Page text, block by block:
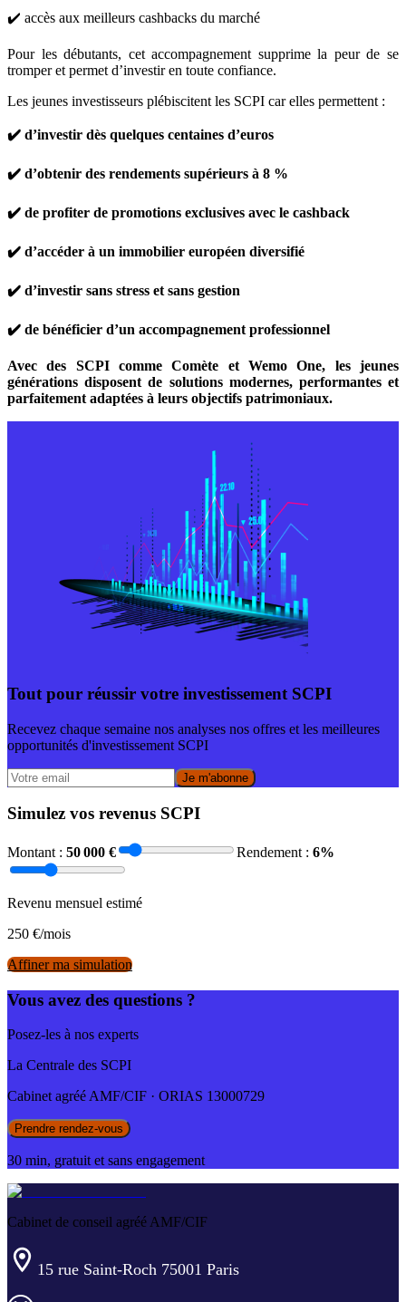
✔️ accès aux meilleurs cashbacks du marché
Pour les débutants, cet accompagnement supprime la peur de se
tromper et permet d’investir en toute confiance.
Les jeunes investisseurs plébiscitent les SCPI car elles permettent :
✔️ d’investir dès quelques centaines d’euros
✔️ d’obtenir des rendements supérieurs à 8 %
✔️ de profiter de promotions exclusives avec le cashback
✔️ d’accéder à un immobilier européen diversifié
✔️ d’investir sans stress et sans gestion
✔️ de bénéficier d’un accompagnement professionnel
Avec des SCPI comme Comète et Wemo One, les jeunes
générations disposent de solutions modernes, performantes et
parfaitement adaptées à leurs objectifs patrimoniaux.
Tout pour réussir votre investissement SCPI
Recevez chaque semaine nos analyses nos offres et les meilleures
opportunités d'investissement SCPI
Je m'abonne
Simulez vos revenus SCPI
Montant : 50 000 € Rendement : 6%
Revenu mensuel estimé
250 €/mois
Affiner ma simulation
Vous avez des questions ?
Posez-les à nos experts
La Centrale des SCPI
Cabinet agréé AMF/CIF · ORIAS 13000729
Prendre rendez-vous
30 min, gratuit et sans engagement
Cabinet de conseil agréé AMF/CIF
15 rue Saint-Roch 75001 Paris